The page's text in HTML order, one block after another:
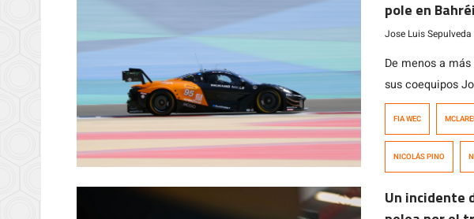
pole en
Jose Luis Sepulveda
De menos a
sus coequipos
McLaren 720S
sede de la
Resistencia
(piloto […]
FIA WEC
NICOLÁS PINO
Un incidente